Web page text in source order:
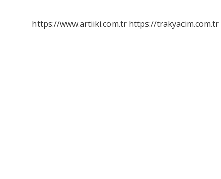
https://www.artiiki.com.tr https://trakyacim.com.tr